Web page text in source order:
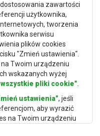
zawartości
użytkownika,
tworzenia
serwisu
plików cookies
"Zmień ustawienia".
Twoim urządzeniu
wskazanych wyżej
pliki cookie"
ustawienia", jeśli
aby wyrazić
na Twoim urządzeniu